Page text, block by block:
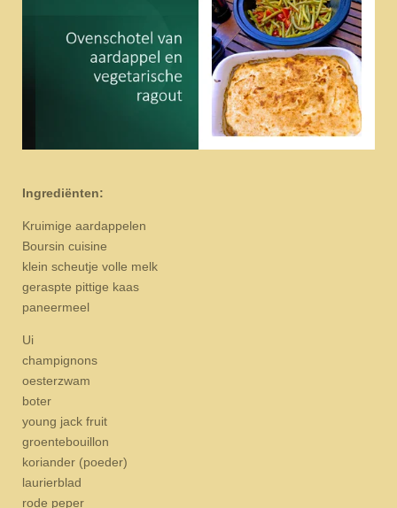
Ingrediënten:
Kruimige aardappelen
Boursin cuisine
klein scheutje volle melk
geraspte pittige kaas
paneermeel
Ui
champignons
oesterzwam
boter
young jack fruit
groentebouillon
koriander (poeder)
laurierblad
rode peper